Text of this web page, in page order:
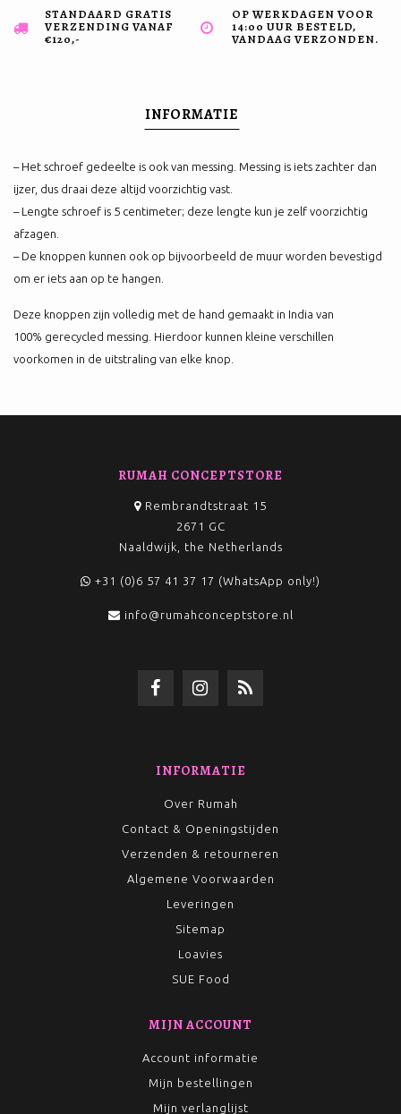
STANDAARD GRATIS
VERZENDING VANAF
€120,-
OP WERKDAGEN VOOR
14:00 UUR BESTELD,
VANDAAG VERZONDEN.
INFORMATIE
– Het schroef gedeelte is ook van messing. Messing is iets zachter dan
ijzer, dus draai deze altijd voorzichtig vast.
– Lengte schroef is 5 centimeter; deze lengte kun je zelf voorzichtig
afzagen.
– De knoppen kunnen ook op bijvoorbeeld de muur worden bevestigd
om er iets aan op te hangen.
Deze knoppen zijn volledig met de hand gemaakt in India van
100% gerecycled messing. Hierdoor kunnen kleine verschillen
voorkomen in de uitstraling van elke knop
RUMAH CONCEPTSTORE
Rembrandtstraat 15
2671 GC
Naaldwijk, the Netherlands
+31 (0)6 57 41 37 17 (WhatsApp only!)
info@rumahconceptstore.nl
INFORMATIE
Over Rumah
Contact & Openingstijden
Verzenden & retourneren
Algemene Voorwaarden
Leveringen
Sitemap
Loavies
SUE Food
MIJN ACCOUNT
Account informatie
Mijn bestellingen
Mijn verlanglijst